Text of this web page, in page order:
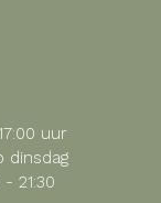
uur
dinsdag
21:30